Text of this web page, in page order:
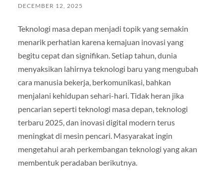
DECEMBER 12, 2025
Teknologi masa depan menjadi topik yang semakin
menarik perhatian karena kemajuan inovasi yang
begitu cepat dan signifikan. Setiap tahun, dunia
menyaksikan lahirnya teknologi baru yang mengubah
cara manusia bekerja, berkomunikasi, bahkan
menjalani kehidupan sehari-hari. Tidak heran jika
pencarian seperti teknologi masa depan, teknologi
terbaru 2025, dan inovasi digital modern terus
meningkat di mesin pencari. Masyarakat ingin
mengetahui arah perkembangan teknologi yang akan
membentuk peradaban berikutnya.